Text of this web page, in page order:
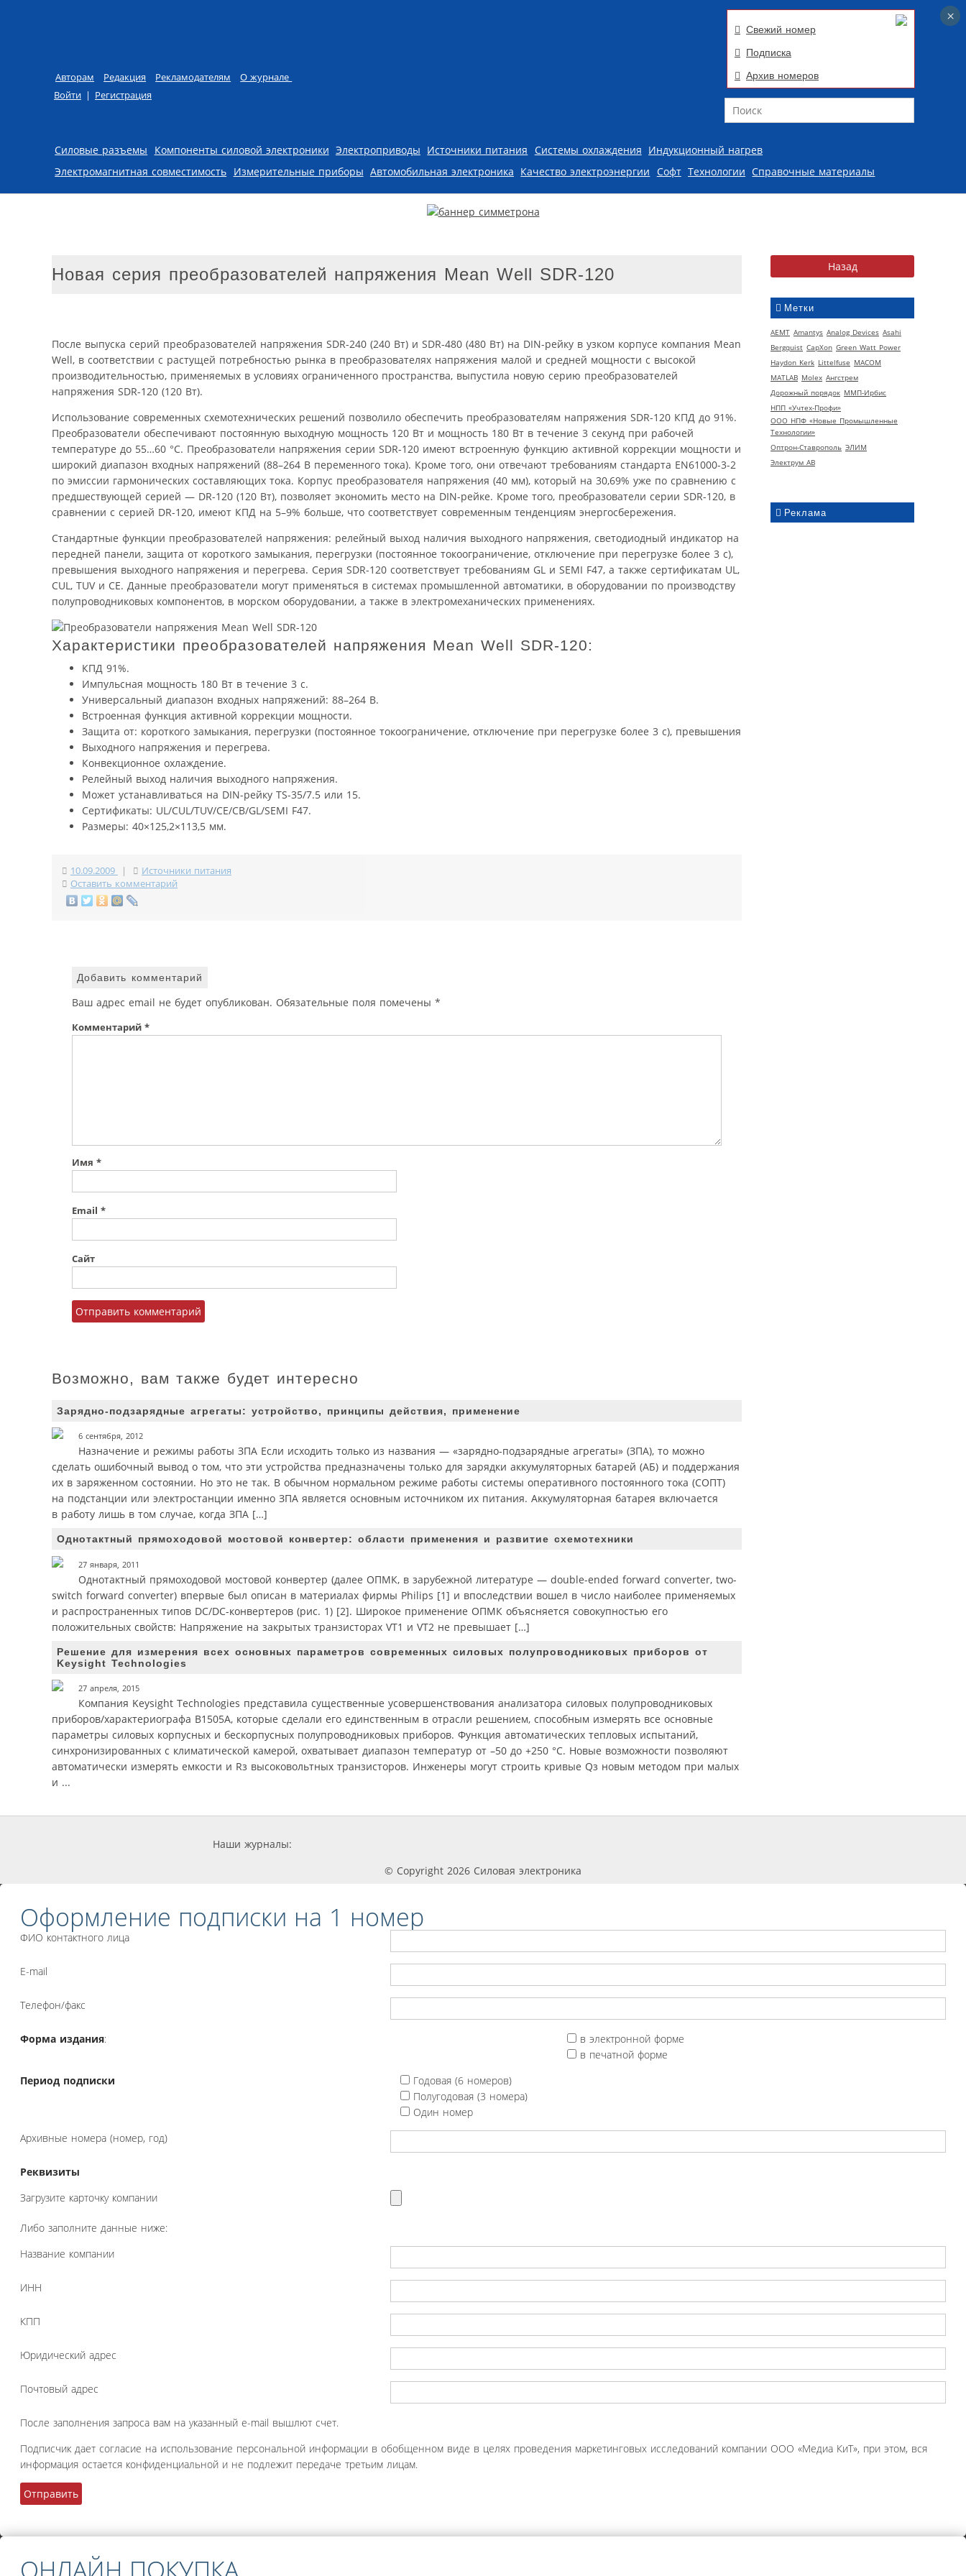
Авторам Редакция Рекламодателям
О журнале
Войти | Регистрация
Свежий номер
Подписка
Архив номеров
Поиск
Skip to content
Силовые разъемы Компоненты силовой электроники Электроприводы Источники питания Системы охлаждения Индукционный нагрев
Электромагнитная совместимость Измерительные приборы Автомобильная электроника Качество электроэнергии Софт Технологии Справочные материалы
Метки
AEMT Amantys Analog Devices Asahi
Bergquist CapXon Green Watt Power
Haydon Kerk Littelfuse MACOM
MATLAB Molex Ангстрем
Дорожный порядок ММП-Ирбис
НПП «Учтех-Профи»
ООО НПФ «Новые Промышленные
Технологии»
Оптрон-Ставрополь ЭЛИМ
Электрум АВ
Реклама
Новая серия преобразователей напряжения Mean Well SDR-120
После выпуска серий преобразователей напряжения SDR-240 (240 Вт) и SDR-480 (480 Вт) на DIN-рейку в узком корпусе компания Mean
Well, в соответствии с растущей потребностью рынка в преобразователях напряжения малой и средней мощности с высокой
производительностью, применяемых в условиях ограниченного пространства, выпустила новую серию преобразователей
напряжения SDR-120 (120 Вт).
Использование современных схемотехнических решений позволило обеспечить преобразователям напряжения SDR-120 КПД до 91%.
Преобразователи обеспечивают постоянную выходную мощность 120 Вт и мощность 180 Вт в течение 3 секунд при рабочей
температуре до 55…60 °С. Преобразователи напряжения серии SDR-120 имеют встроенную функцию активной коррекции мощности и
широкий диапазон входных напряжений (88–264 В переменного тока). Кроме того, они отвечают требованиям стандарта EN61000-3-2
по эмиссии гармонических составляющих тока. Корпус преобразователя напряжения (40 мм), который на 30,69% уже по сравнению с
предшествующей серией — DR-120 (120 Вт), позволяет экономить место на DIN-рейке. Кроме того, преобразователи серии SDR-120, в
сравнении с серией DR-120, имеют КПД на 5–9% больше, что соответствует современным тенденциям энергосбережения.
Стандартные функции преобразователей напряжения: релейный выход наличия выходного напряжения, светодиодный индикатор на
передней панели, защита от короткого замыкания, перегрузки (постоянное токоограничение, отключение при перегрузке более 3 с),
превышения выходного напряжения и перегрева. Серия SDR-120 соответствует требованиям GL и SEMI F47, а также сертификатам UL,
CUL, TUV и CE. Данные преобразователи могут применяться в системах промышленной автоматики, в оборудовании по производству
полупроводниковых компонентов, в морском оборудовании, а также в электромеханических применениях.
Характеристики преобразователей напряжения Mean Well SDR-120:
КПД 91%.
Импульсная мощность 180 Вт в течение 3 с.
Универсальный диапазон входных напряжений: 88–264 В.
Встроенная функция активной коррекции мощности.
Защита от: короткого замыкания, перегрузки (постоянное токоограничение, отключение при перегрузке более 3 с), превышения
Выходного напряжения и перегрева.
Конвекционное охлаждение.
Релейный выход наличия выходного напряжения.
Может устанавливаться на DIN-рейку TS-35/7.5 или 15.
Сертификаты: UL/CUL/TUV/CE/CB/GL/SEMI F47.
Размеры: 40×125,2×113,5 мм.
10.09.2009 |
Источники питания
Оставить комментарий
Добавить комментарий
Ваш адрес email не будет опубликован. Обязательные поля помечены *
Комментарий *
Имя *
Email *
Сайт
Возможно, вам также будет интересно
Зарядно-подзарядные агрегаты: устройство, принципы действия, применение
6 сентября, 2012
Назначение и режимы работы ЗПА Если исходить только из названия — «зарядно-подзарядные агрегаты» (ЗПА), то можно
сделать ошибочный вывод о том, что эти устройства предназначены только для зарядки аккумуляторных батарей (АБ) и поддержания
их в заряженном состоянии. Но это не так. В обычном нормальном режиме работы системы оперативного постоянного тока (СОПТ)
на подстанции или электростанции именно ЗПА является основным источником их питания. Аккумуляторная батарея включается
в работу лишь в том случае, когда ЗПА […]
Однотактный прямоходовой мостовой конвертер: области применения и развитие схемотехники
27 января, 2011
Однотактный прямоходовой мостовой конвертер (далее ОПМК, в зарубежной литературе — double-ended forward converter, two-
switch forward converter) впервые был описан в материалах фирмы Philips [1] и впоследствии вошел в число наиболее применяемых
и распространенных типов DC/DC-конвертеров (рис. 1) [2]. Широкое применение ОПМК объясняется совокупностью его
положительных свойств: Напряжение на закрытых транзисторах VT1 и VT2 не превышает […]
Решение для измерения всех основных параметров современных силовых полупроводниковых приборов от
Keysight Technologies
27 апреля, 2015
Компания Keysight Technologies представила существенные усовершенствования анализатора силовых полупроводниковых
приборов/характериографа B1505A, которые сделали его единственным в отрасли решением, способным измерять все основные
параметры силовых корпусных и бескорпусных полупроводниковых приборов. Функция автоматических тепловых испытаний,
синхронизированных с климатической камерой, охватывает диапазон температур от –50 до +250 °C. Новые возможности позволяют
автоматически измерять емкости и Rз высоковольтных транзисторов. Инженеры могут строить кривые Qз новым методом при малых
и ...
Наши журналы:
© Copyright 2026 Силовая электроника
Оформление подписки на 1 номер
ФИО контактного лица
E-mail
Телефон/факс
Форма издания:
в электронной форме
в печатной форме
Период подписки
Годовая (6 номеров)
Полугодовая (3 номера)
Один номер
Архивные номера (номер, год)
Реквизиты
Загрузите карточку компании
Либо заполните данные ниже:
Название компании
ИНН
КПП
Юридический адрес
Почтовый адрес
После заполнения запроса вам на указанный e-mail вышлют счет.
Подписчик дает согласие на использование персональной информации в обобщенном виде в целях проведения маркетинговых исследований компании ООО «Медиа КиТ», при этом, вся
информация остается конфиденциальной и не подлежит передаче третьим лицам.
×
×